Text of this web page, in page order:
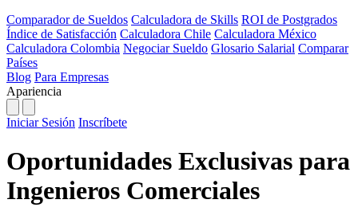
Comparador de Sueldos Calculadora de Skills ROI de Postgrados
Índice de Satisfacción Calculadora Chile Calculadora México
Calculadora Colombia Negociar Sueldo Glosario Salarial Comparar
Países
Blog Para Empresas
Apariencia
Iniciar Sesión Inscríbete
Oportunidades Exclusivas para
Ingenieros Comerciales